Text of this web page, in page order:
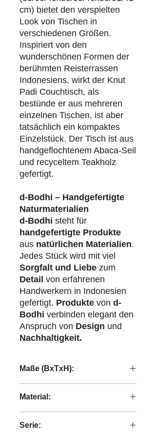
cm) bietet den verspielten
Look von Tischen in
verschiedenen Größen.
Inspiriert von den
wunderschönen Formen der
berühmten Reisterrassen
Indonesiens, wirkt der Knut
Padi Couchtisch, als
bestünde er aus mehreren
einzelnen Tischen, ist aber
tatsächlich ein kompaktes
Einzelstück. Der Tisch ist aus
handgeflochtenem Abaca-Seil
und recyceltem Teakholz
gefertigt.
d-Bodhi – Handgefertigte
Naturmaterialien
d-Bodhi steht für
handgefertigte Produkte
aus natürlichen Materialien.
Jedes Stück wird mit viel
Sorgfalt und Liebe zum
Detail von erfahrenen
Handwerkern in Indonesien
gefertigt. Produkte von d-
Bodhi verbinden elegant den
Anspruch von Design und
Nachhaltigkeit.
Maße (BxTxH):
Material:
Serie: